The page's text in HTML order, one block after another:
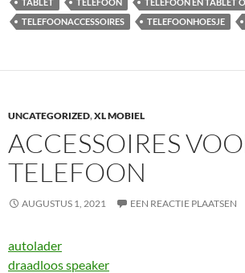
TELEFOONACCESSOIRES
TELEFOONHOESJE
UNCATEGORIZED,XL MOBIEL
ACCESSOIRES
TELEFOON
AUGUSTUS 1, 2021 EEN REACTIE PLAATSEN
autolader
draadloos speaker